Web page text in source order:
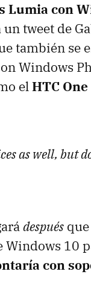
Lumia con
tweet de
también se
Windows
elHTC
as well, but
después
Windows 10
con